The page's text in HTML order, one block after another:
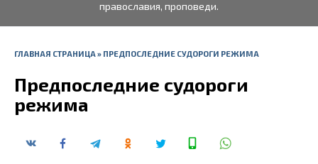
православия, проповеди.
ГЛАВНАЯ СТРАНИЦА» ПРЕДПОСЛЕДНИЕ СУДОРОГИ РЕЖИМА
Предпоследние судороги
режима